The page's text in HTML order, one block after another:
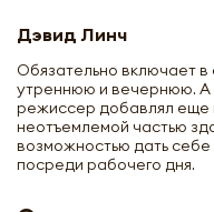
Дэвид Линч
Обязательно включает
утреннюю и вечернюю. А
режиссер добавлял еще
неотъемлемой частью
возможностью дать себе
посреди рабочего дня.